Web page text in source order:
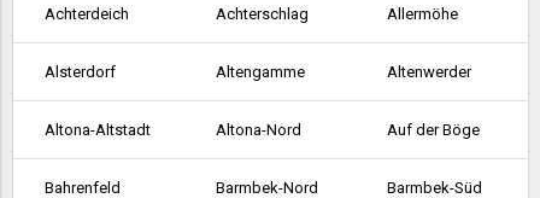
Achterdeich Achterschlag Allermöhe
Alsterdorf Altengamme Altenwerder
Altona-Altstadt Altona-Nord Auf der Böge
Bahrenfeld Barmbek-Nord Barmbek-Süd